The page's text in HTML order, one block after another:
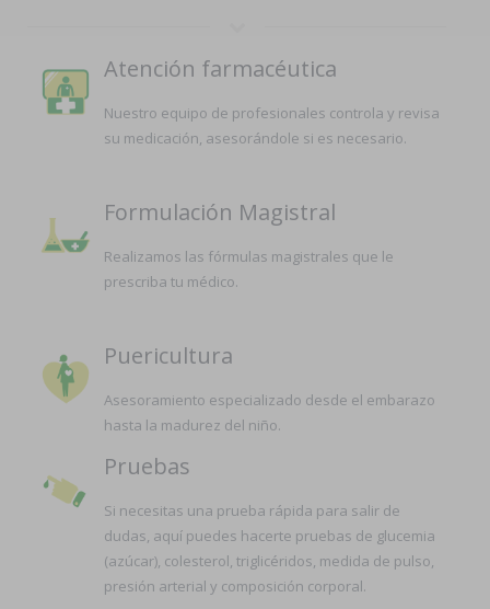
Atención farmacéutica
Nuestro equipo de profesionales controla y revisa
su medicación, asesorándole si es necesario.
Formulación Magistral
Realizamos las fórmulas magistrales que le
prescriba tu médico.
Puericultura
Asesoramiento especializado desde el embarazo
hasta la madurez del niño.
Pruebas
Si necesitas una prueba rápida para salir de
dudas, aquí puedes hacerte pruebas de glucemia
(azúcar), colesterol, triglicéridos, medida de pulso,
presión arterial y composición corporal.